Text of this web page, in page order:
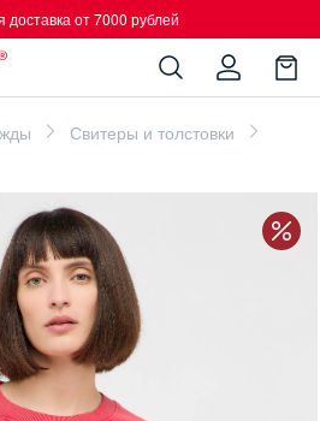
доставка от 7000 рублей
Свитеры и толстовки